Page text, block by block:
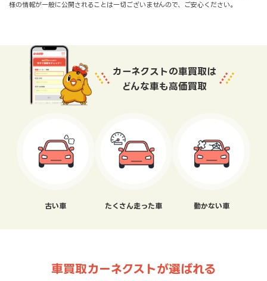
様の情報が一般に公開されることは一切ございませんので、ご安心ください。
カーネクストの車買取は
どんな車も高価買取
古い車 たくさん走った車 動かない車
車買取カーネクストが選ばれる